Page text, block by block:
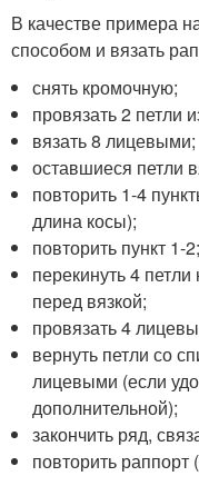
В качестве примера
способом и вязать
снять кромочную;
провязать 2 петли
вязать 8 лицевыми;
оставшиеся петли
повторить 1-4
длина косы);
повторить пункт 1-2;
перекинуть 4
перед вязкой;
провязать 4
вернуть петли со
лицевыми (если
дополнительной);
закончить ряд,
повторить раппорт